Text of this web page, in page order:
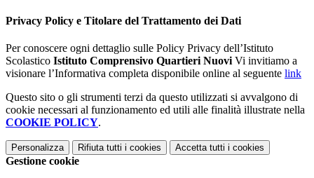
Privacy Policy e Titolare del Trattamento dei Dati
Per conoscere ogni dettaglio sulle Policy Privacy dell’Istituto
Scolastico Istituto Comprensivo Quartieri NuoviVi invitiamo a
visionare l’Informativa completa disponibile online al seguente link
Questo sito o gli strumenti terzi da questo utilizzati si avvalgono di
cookie necessari al funzionamento ed utili alle finalità illustrate nella
COOKIE POLICY.
Personalizza Rifiuta tutti i cookies Accetta tutti i cookies
Gestione cookie